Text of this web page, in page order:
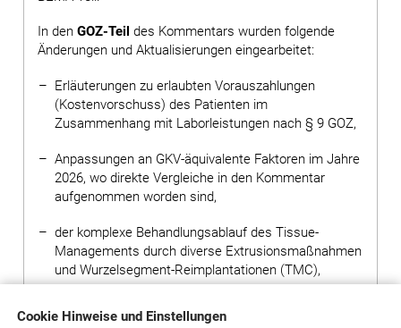
Cookie Hinweise und Einstellungen
In denGOZ-Teil des Kommentars wurden folgende
Änderungen und Aktualisierungen eingearbeitet:
Erläuterungen zu erlaubten Vorauszahlungen
(Kostenvorschuss) des Patienten im
Zusammenhang mit Laborleistungen nach § 9 GOZ,
Anpassungen an GKV-äquivalente Faktoren im Jahre
2026, wo direkte Vergleiche in den Kommentar
aufgenommen worden sind,
der komplexe Behandlungsablauf des Tissue-
Managements durch diverse Extrusions­maßnahmen
und Wurzelsegment-Reimplantationen (TMC),
Mesokonstruktion, zur Protrusions­schiene und zu